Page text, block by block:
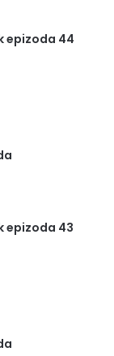
epizoda 44
epizoda 43